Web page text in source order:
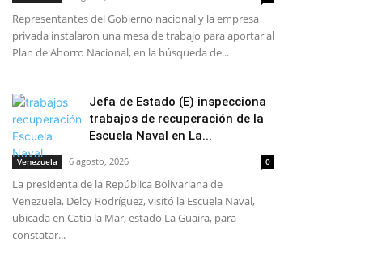
Representantes del Gobierno nacional y la empresa
privada instalaron una mesa de trabajo para aportar al
Plan de Ahorro Nacional, en la búsqueda de...
Jefa de Estado (E) inspecciona
trabajos de recuperación de la
Escuela Naval en La...
Venezuela 6 agosto, 2026 0
La presidenta de la República Bolivariana de
Venezuela, Delcy Rodríguez, visitó la Escuela Naval,
ubicada en Catia la Mar, estado La Guaira, para
constatar...